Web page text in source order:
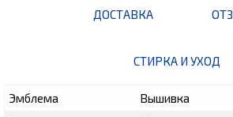
ДОСТАВКА
СТИРКА И УХОД
Эмблема
Вышивка